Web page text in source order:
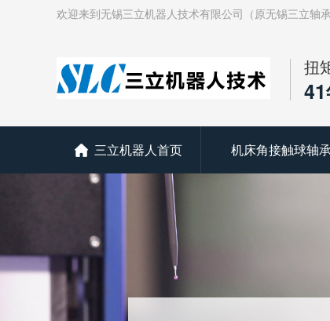
欢迎来到无锡三立机器人技术有限公司（原无锡三立轴
扭
三立机器人首页 机床角接触球轴